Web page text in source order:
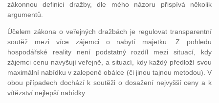
zákonnou definici dražby, dle mého názoru přispívá několik
argumentů.
Účelem zákona o veřejných dražbách je regulovat transparentní
soutěž mezi více zájemci o nabytí majetku. Z pohledu
hospodářské reality není podstatný rozdíl mezi situací, kdy
zájemci cenu navyšují veřejně, a situací, kdy každý předloží svou
maximální nabídku v zalepené obálce (či jinou tajnou metodou). V
obou případech dochází k soutěži o dosažení nejvyšší ceny a k
vítězství nejlepší nabídky.